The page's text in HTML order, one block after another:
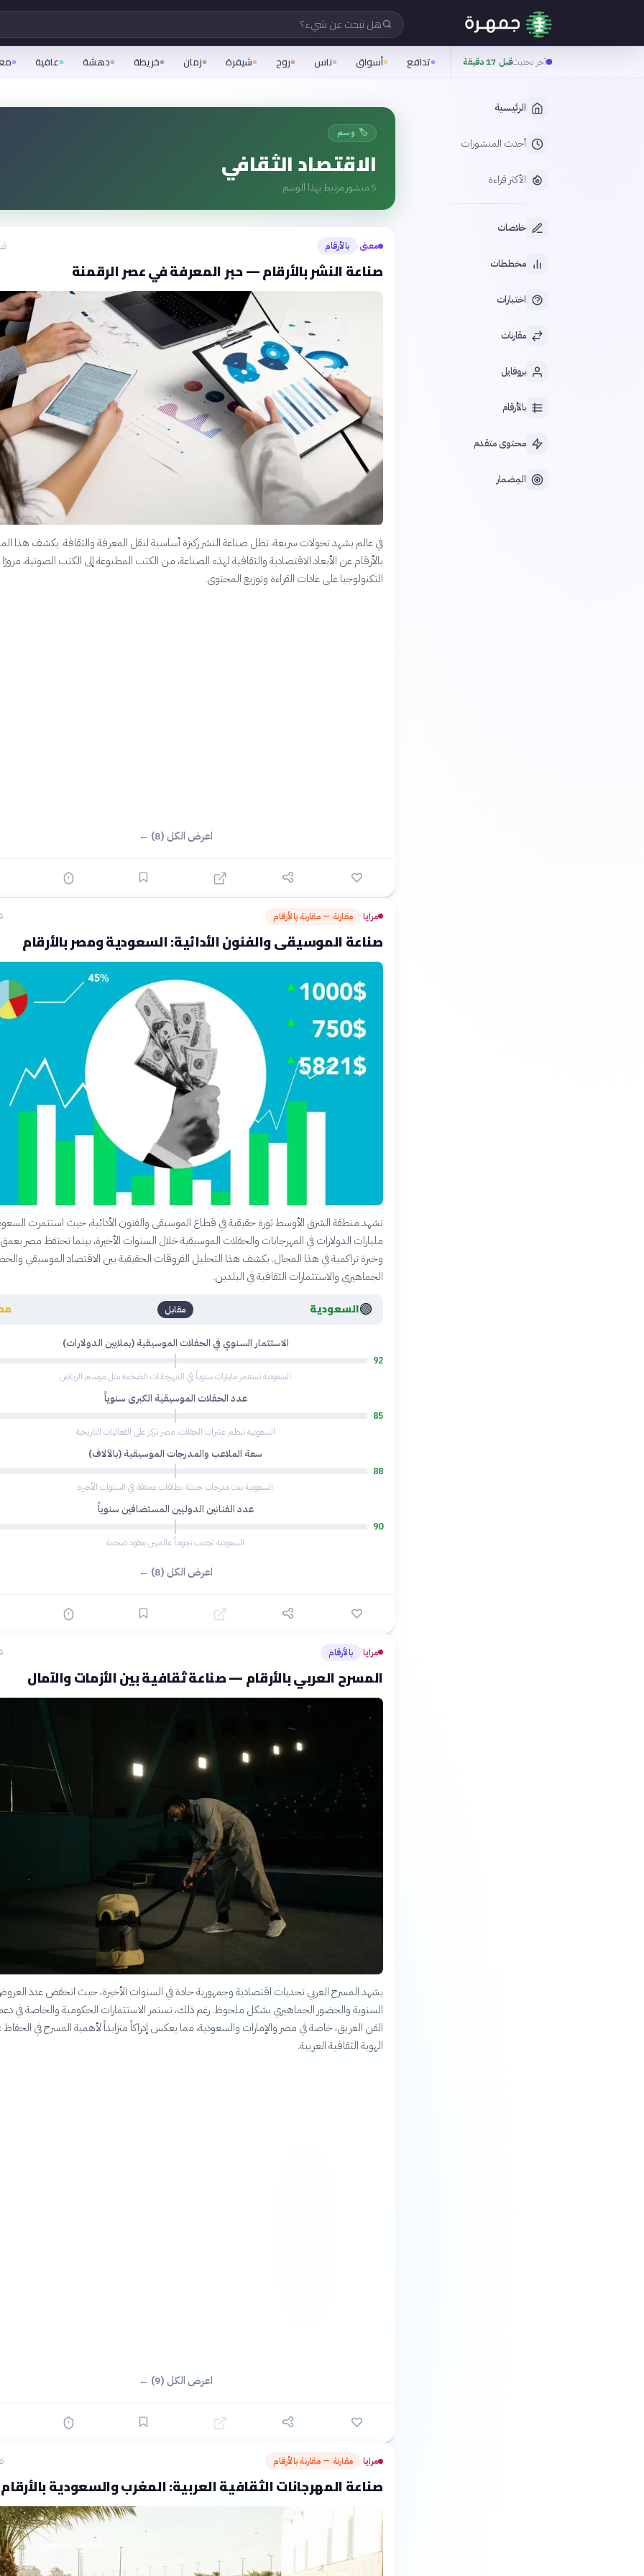
هل تبحث عن شيء؟
آخر تحديثقبل 17 دقيقة تدافع أسواق ناس روح شيفرة زمان خريطة دهشة عافية
الرئيسية
أحدث المنشورات
الأكثر قراءة
خلاصات
مخططات
اختبارات
مقارنات
بروفايل
بالأرقام
محتوى متقدم
المِضمار
🏷️ وسم
الاقتصاد الثقافي
5 منشور مرتبط بهذا الوسم
معنى› بالأرقام قبل
صناعة النشر بالأرقام — حبر المعرفة في عصر الرقمنة
في عالم يشهد تحولات سريعة، تظل صناعة النشر ركيزة أساسية لنقل المعرفة والثقافة. يكشف هذا
بالأرقام عن الأبعاد الاقتصادية والثقافية لهذه الصناعة، من الكتب المطبوعة إلى الكتب الصوتية، مرورًا
التكنولوجيا على عادات القراءة وتوزيع المحتوى.
اعرض الكل (8) ←
مرايا› مقارنة — مقارنة بالأرقام
صناعة الموسيقى والفنون الأدائية: السعودية ومصر بالأرقام
تشهد منطقة الشرق الأوسط ثورة حقيقية في قطاع الموسيقى والفنون الأدائية، حيث استثمرت
مليارات الدولارات في المهرجانات والحفلات الموسيقية خلال السنوات الأخيرة، بينما تحتفظ مصر
وخبرة تراكمية في هذا المجال. يكشف هذا التحليل الفروقات الحقيقية بين الاقتصاد الموسيقي
الجماهيري والاستثمارات الثقافية في البلدين.
🟢السعودية مقابل
الاستثمار السنوي في الحفلات الموسيقية (بملايين الدولارات)
92
السعودية تستثمر مليارات سنوياً في المهرجانات الضخمة مثل موسم الرياض
عدد الحفلات الموسيقية الكبرى سنوياً
85
السعودية تنظم عشرات الحفلات، مصر تركز على الفعاليات التاريخية
سعة الملاعب والمدرجات الموسيقية (بالآلاف)
88
السعودية بنت مدرجات حديثة بطاقات عملاقة في السنوات الأخيرة
عدد الفنانين الدوليين المستضافين سنوياً
90
السعودية تجتذب نجوماً عالميين بعقود ضخمة
اعرض الكل (8) ←
مرايا› بالأرقام
المسرح العربي بالأرقام — صناعة ثقافية بين الأزمات والآمال
يشهد المسرح العربي تحديات اقتصادية وجمهورية حادة في السنوات الأخيرة، حيث انخفض عدد
السنوية والحضور الجماهيري بشكل ملحوظ. رغم ذلك، تستمر الاستثمارات الحكومية والخاصة في
الفن العريق، خاصة في مصر والإمارات والسعودية، مما يعكس إدراكاً متزايداً لأهمية المسرح في
الهوية الثقافية العربية.
اعرض الكل (9) ←
مرايا› مقارنة — مقارنة بالأرقام
صناعة المهرجانات الثقافية العربية: المغرب والسعودية بالأرقام